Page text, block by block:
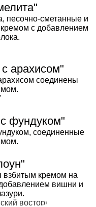
песочно-сметанные и
с добавлением
арахисом"
соединены
фундуком"
соединенные
взбитым кремом на
вишни и